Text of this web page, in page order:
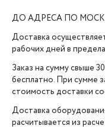
ДО АДРЕСА ПО
Доставка
рабочих дней в
Заказ на сумму свыше
бесплатно. При сумме
стоимость доставки
Доставка
расчитывается из